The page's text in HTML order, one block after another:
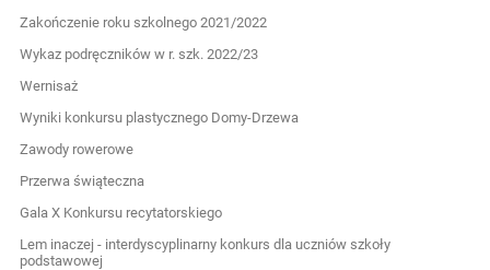
Zakończenie roku szkolnego 2021/2022
Wykaz podręczników w r. szk. 2022/23
Wernisaż
Wyniki konkursu plastycznego Domy-Drzewa
Zawody rowerowe
Przerwa świąteczna
Gala X Konkursu recytatorskiego
Lem inaczej - interdyscyplinarny konkurs dla uczniów szkoły
podstawowej